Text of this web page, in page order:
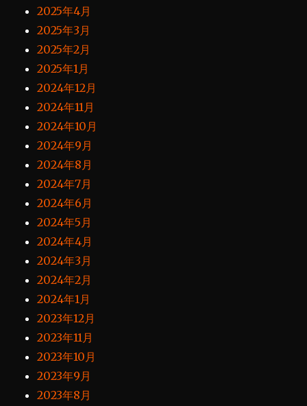
2025年4月
2025年3月
2025年2月
2025年1月
2024年12月
2024年11月
2024年10月
2024年9月
2024年8月
2024年7月
2024年6月
2024年5月
2024年4月
2024年3月
2024年2月
2024年1月
2023年12月
2023年11月
2023年10月
2023年9月
2023年8月